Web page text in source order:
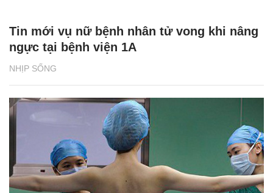
NHỊP SỐNG
Tin mới vụ nữ bệnh nhân tử vong khi nâng
ngực tại bệnh viện 1A